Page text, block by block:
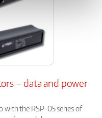
– data and power
with the RSP-05 series of